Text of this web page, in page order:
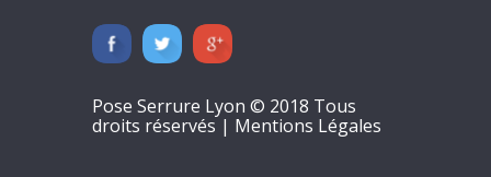
Pose Serrure Lyon © 2018 Tous
droits réservés | Mentions Légales